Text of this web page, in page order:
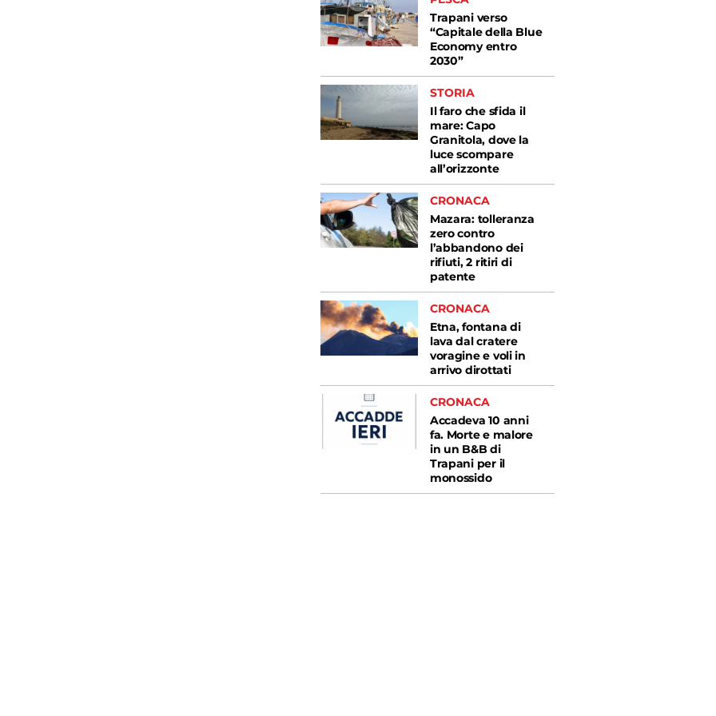
Trapani verso
“Capitale della Blue
Economy entro
2030”
STORIA
Il faro che sfida il
mare: Capo
Granitola, dove la
luce scompare
all’orizzonte
CRONACA
Mazara: tolleranza
zero contro
l’abbandono dei
rifiuti, 2 ritiri di
patente
CRONACA
Etna, fontana di
lava dal cratere
voragine e voli in
arrivo dirottati
CRONACA
Accadeva 10 anni
fa. Morte e malore
in un B&B di
Trapani per il
monossido